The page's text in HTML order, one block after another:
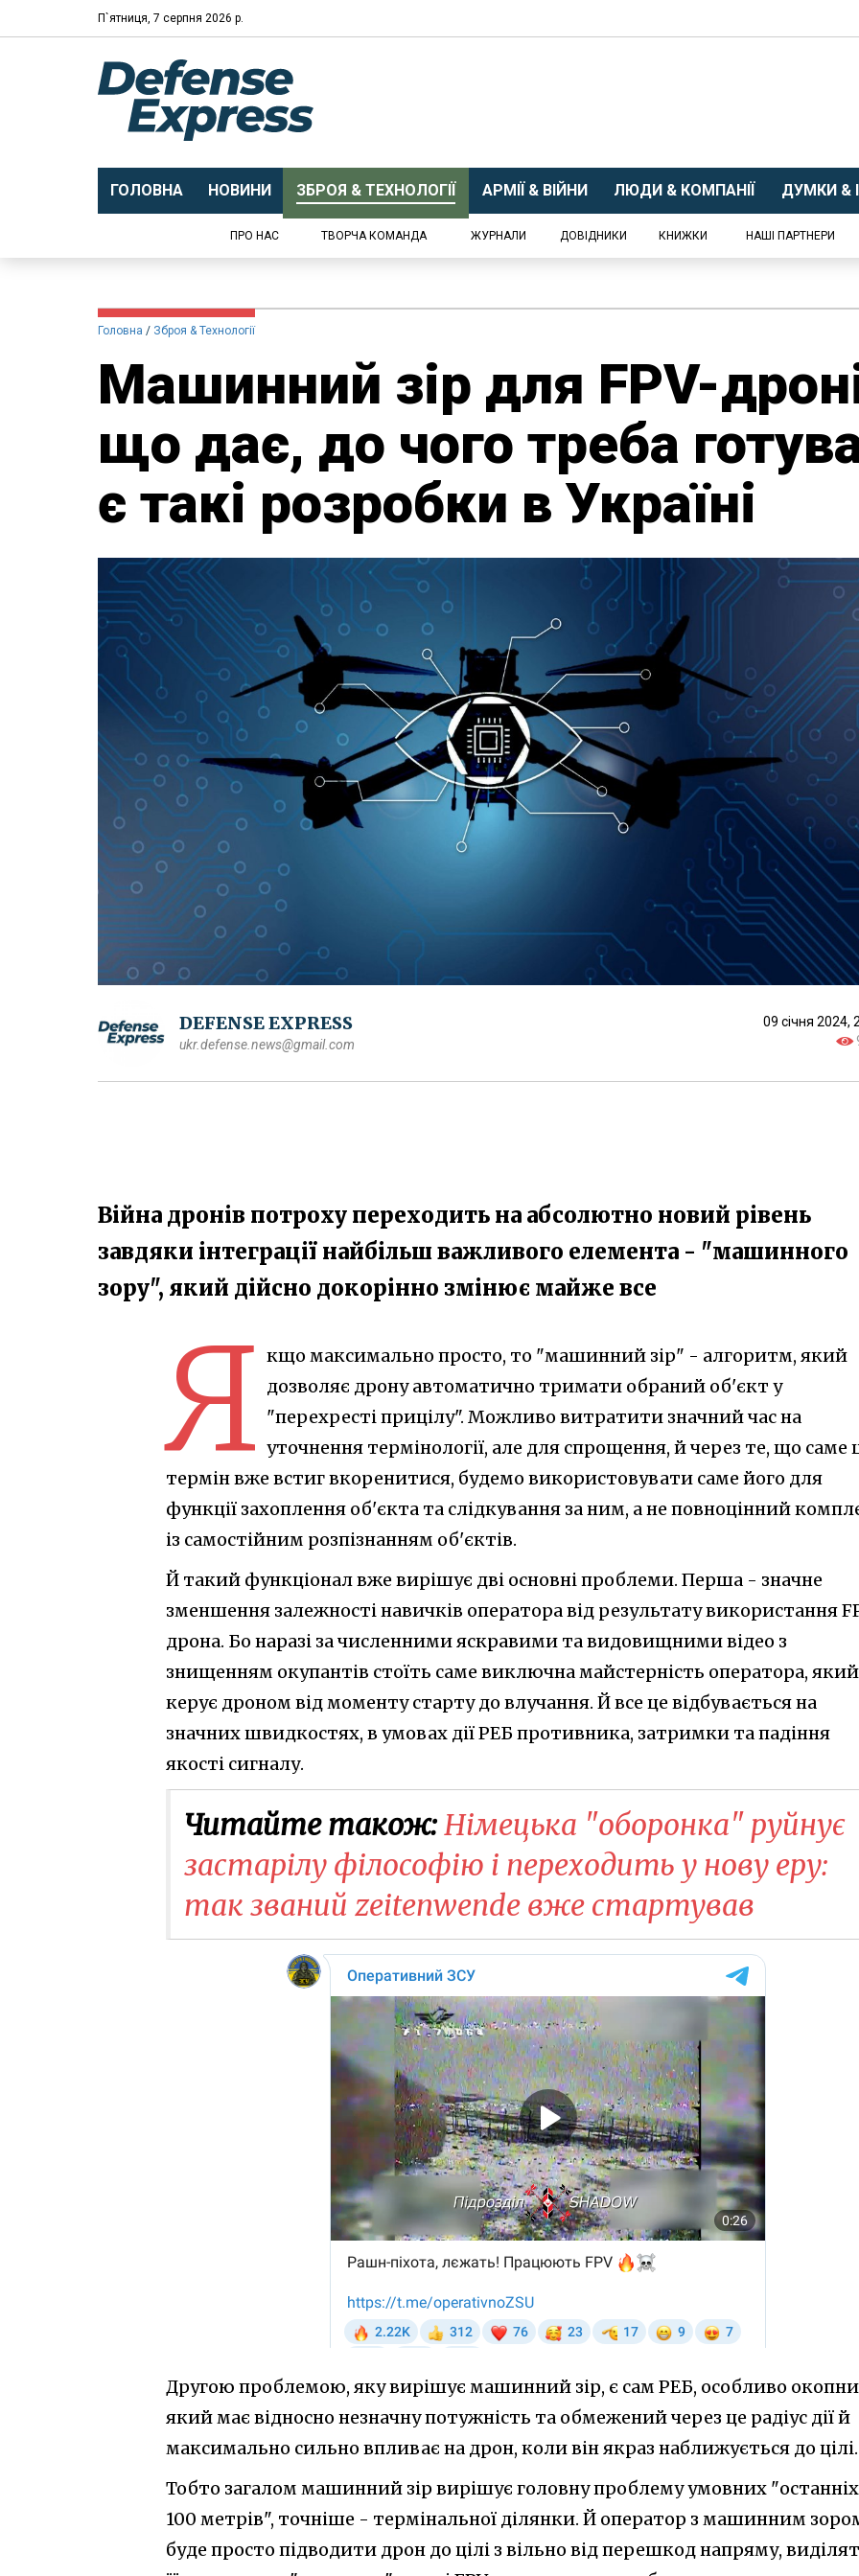
П`ятниця, 7 серпня 2026 р.
ГОЛОВНА НОВИНИ ЗБРОЯ & ТЕХНОЛОГІЇ АРМІЇ & ВІЙНИ ЛЮДИ & КОМПАНІЇ ДУМКИ &
ПРО НАС ТВОРЧА КОМАНДА ЖУРНАЛИ ДОВІДНИКИ КНИЖКИ НАШІ ПАРТНЕРИ
Головна Зброя & Технології
Машинний зір для FPV-
що дає, до чого треба
є такі розробки в Україні
DEFENSE EXPRESS
ukr.defense.news@gmail.com
09 січня 2024,
Війна дронів потроху переходить на абсолютно новий рівень
завдяки інтеграції найбільш важливого елемента - "машинного
зору", який дійсно докорінно змінює майже все
Я кщо максимально просто, то "машинний зір" - алгоритм, який
дозволяє дрону автоматично тримати обраний об'єкт у
"перехресті прицілу". Можливо витратити значний час на
уточнення термінології, але для спрощення, й через те, що саме
термін вже встиг вкоренитися, будемо використовувати саме його для
функції захоплення об'єкта та слідкування за ним, а не повноцінний
із самостійним розпізнанням об'єктів.
Й такий функціонал вже вирішує дві основні проблеми. Перша - значне
зменшення залежності навичків оператора від результату використання
дрона. Бо наразі за численними яскравими та видовищними відео з
знищенням окупантів стоїть саме виключна майстерність оператора, який
керує дроном від моменту старту до влучання. Й все це відбувається на
значних швидкостях, в умовах дії РЕБ противника, затримки та падіння
якості сигналу.
Читайте також:Німецька "оборонка" руйнує
застарілу філософію і переходить у нову еру:
так званий zeitenwende вже стартував
Другою проблемою, яку вирішує машинний зір, є сам РЕБ, особливо
який має відносно незначну потужність та обмежений через це радіус дії й
максимально сильно впливає на дрон, коли він якраз наближується до цілі.
Тобто загалом машинний зір вирішує головну проблему умовних "останніх
100 метрів", точніше - термінальної ділянки. Й оператор з машинним
буде просто підводити дрон до цілі з вільно від перешкод напряму,